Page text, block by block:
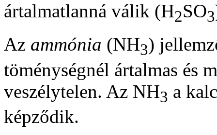
ártalmatlanná válik (H2SO3
Az ammónia (NH3)
töménységnél ártalmas és
veszélytelen. Az NH3 a
képződik.